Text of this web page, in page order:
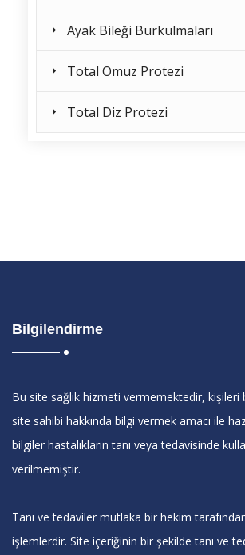
Ayak Bileği Burkulmaları
Total Omuz Protezi
Total Diz Protezi
Bilgilendirme
Bu site sağlık hizmeti vermemektedir, kişileri
site sahibi hakkında bilgi vermek amacı ile
bilgiler hastalıkların tanı veya tedavisinde
verilmemiştir.
Tanı ve tedaviler mutlaka bir hekim
işlemlerdir. Site içeriğinin bir şekilde tanı ve